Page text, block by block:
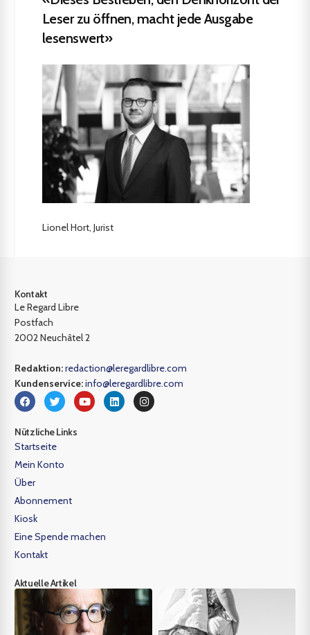
Leser zu öffnen, macht jede Ausgabe
lesenswert»
Lionel Hort, Jurist
Kontakt
Le Regard Libre
Postfach
2002 Neuchâtel 2
Redaktion:redaction@leregardlibre.com
Kundenservice:info@leregardlibre.com
Nützliche Links
Startseite
Mein Konto
Über
Abonnement
Kiosk
Eine Spende machen
Kontakt
Aktuelle Artikel